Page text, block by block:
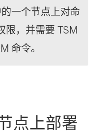
一个节点上对命
限，并需要 TSM
命令。
点上部署